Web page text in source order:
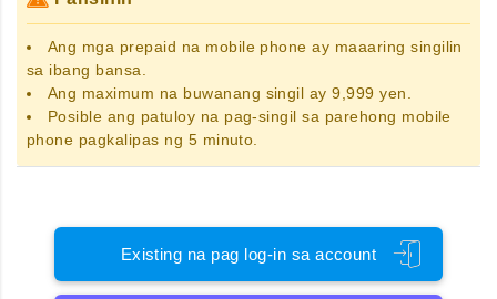
Ang mga prepaid na mobile phoneay maaaring singilin
sa ibang bansa.
Ang maximum na buwanang singil ay 9,999 yen.
Posible ang patuloy na pag-singil sa parehong mobile
phone pagkalipas ng 5 minuto.
Existing na pag log-in sa account